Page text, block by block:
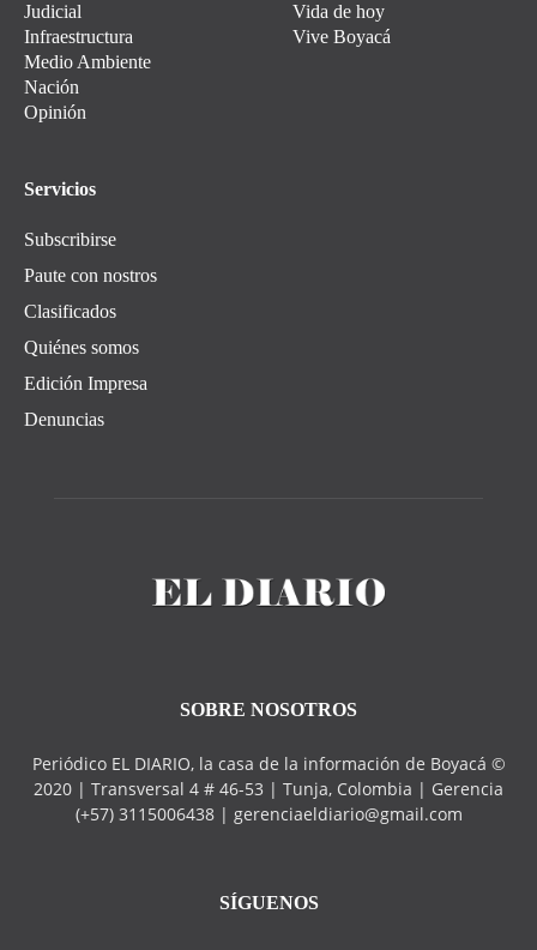
Judicial
Infraestructura
Medio Ambiente
Nación
Opinión
Vida de hoy
Vive Boyacá
Servicios
Subscribirse
Paute con nostros
Clasificados
Quiénes somos
Edición Impresa
Denuncias
SOBRE NOSOTROS
Periódico EL DIARIO, la casa de la información de Boyacá ©
2020 | Transversal 4 # 46-53 | Tunja, Colombia | Gerencia
(+57) 3115006438 | gerenciaeldiario@gmail.com
SÍGUENOS